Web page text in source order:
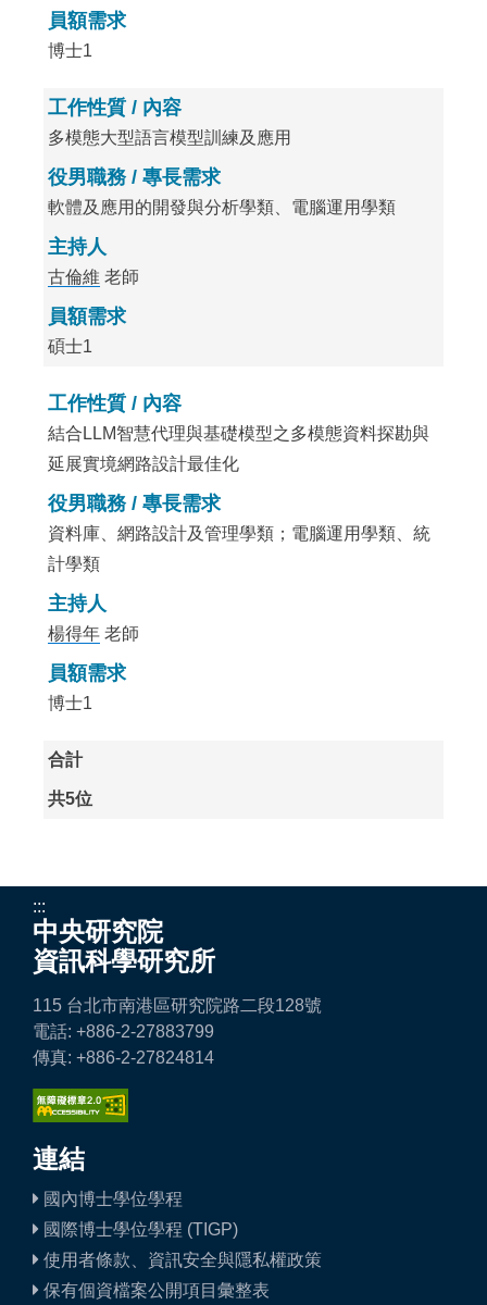
員額需求
博士1
工作性質 / 內容
多模態大型語言模型訓練及應用
役男職務 / 專長需求
軟體及應用的開發與分析學類、電腦運用學類
主持人
古倫維 老師
員額需求
碩士1
工作性質 / 內容
結合LLM智慧代理與基礎模型之多模態資料探勘與
延展實境網路設計最佳化
役男職務 / 專長需求
資料庫、網路設計及管理學類；電腦運用學類、統
計學類
主持人
楊得年 老師
員額需求
博士1
合計
共5位
:::
中央研究院
資訊科學研究所
115 台北市南港區研究院路二段128號
電話: +886-2-27883799
傳真: +886-2-27824814
連結
國內博士學位學程
國際博士學位學程 (TIGP)
使用者條款、資訊安全與隱私權政策
保有個資檔案公開項目彙整表